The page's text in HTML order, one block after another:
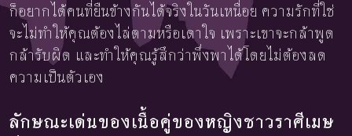
ก็อยากได้คนที่ยืนข้างกันได้จริงในวันเหนื่อย ความรักที่ใช่
จะไม่ทำให้คุณต้องไล่ตามหรือเดาใจ เพราะเขาจะกล้าพูด
กล้ารับผิด และทำให้คุณรู้สึกว่าพึ่งพาได้โดยไม่ต้องลด
ความเป็นตัวเอง
ลักษณะเด่นของเนื้อคู่ของหญิงชาวราศีเมษ